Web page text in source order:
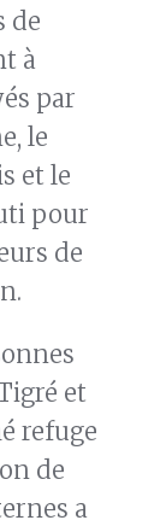
de
à
par
le
et le
pour
de
et
refuge
de
a